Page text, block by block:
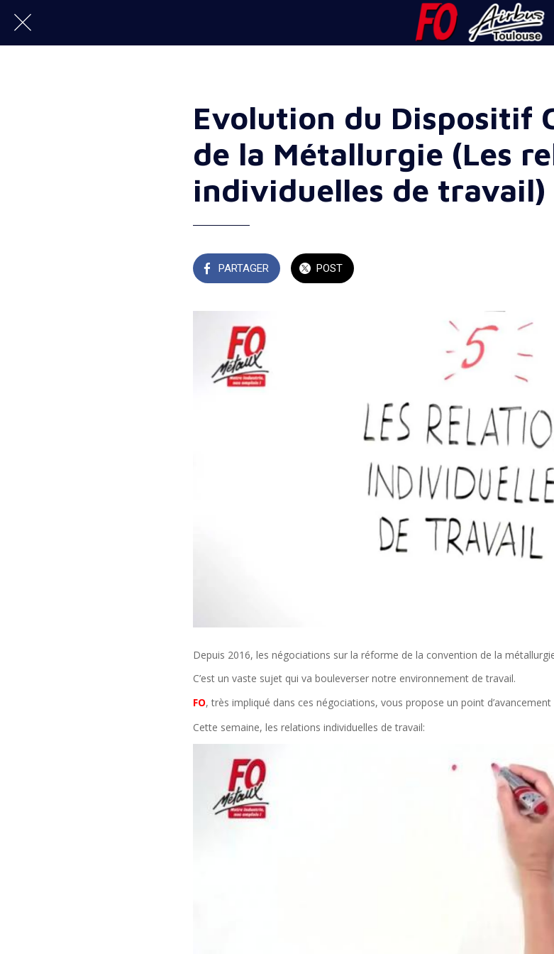
Evolution du Dispositif
de la Métallurgie (Les
individuelles de travail)
PARTAGER POST
Depuis 2016, les négociations sur la réforme de la convention de la
C’est un vaste sujet qui va bouleverser notre environnement de travail.
FO, très impliqué dans ces négociations, vous propose un point
Cette semaine, les relations individuelles de travail: